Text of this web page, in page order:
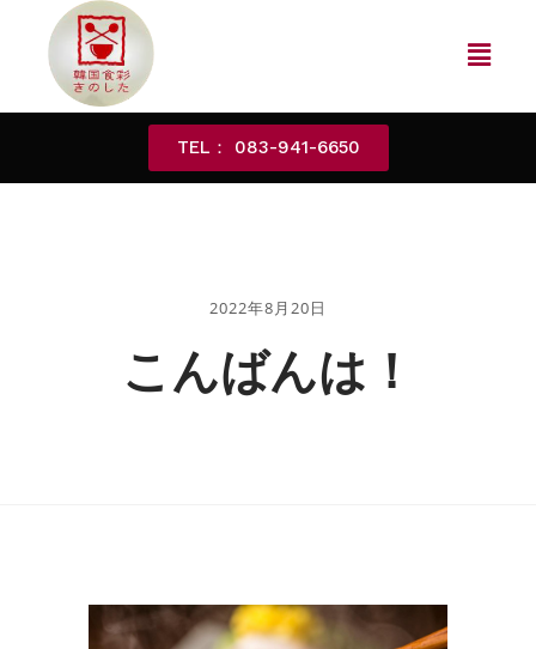
TEL： 083-941-6650
2022年8月20日
こんばんは！